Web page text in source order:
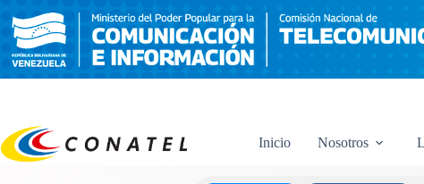
contenido
Inicio Nosotros